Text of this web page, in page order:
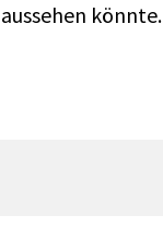
aussehen könnte.